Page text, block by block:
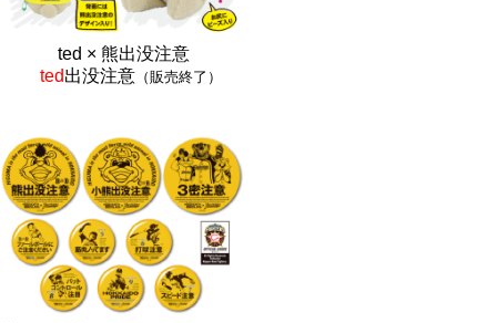
ted × 熊出没注意
ted出没注意 （販売終了）